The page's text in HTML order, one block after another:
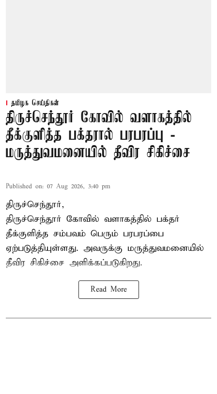
தமிழக செய்திகள்
திருச்செந்தூர் கோவில் வளாகத்தில்
தீக்குளித்த பக்தரால் பரபரப்பு -
மருத்துவமனையில் தீவிர சிகிச்சை
Published on: 07 Aug 2026, 3:40 pm
திருச்செந்தூர்,
திருச்செந்தூர் கோவில் வளாகத்தில் பக்தர்
தீக்குளித்த சம்பவம் பெரும் பரபரப்பை
ஏற்படுத்தியுள்ளது. அவருக்கு மருத்துவமனையில்
தீவிர சிகிச்சை அளிக்கப்படுகிறது.
Read More